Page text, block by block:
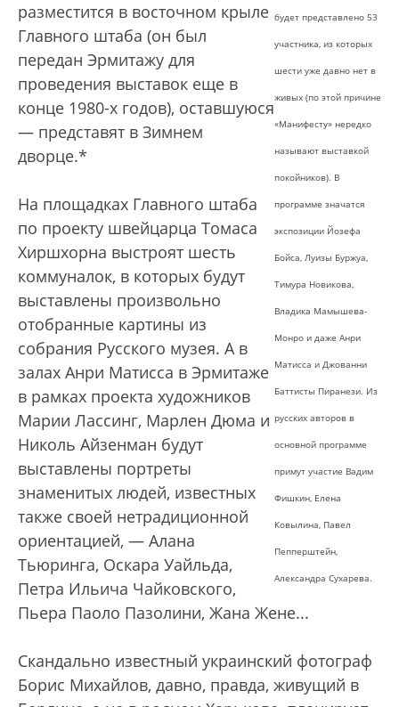
будет представлено 53
участника, из которых
шести уже давно нет в
живых (по этой причине
«Манифесту» нередко
называют выставкой
покойников). В
программе значатся
экспозиции Йозефа
Бойса, Луизы Буржуа,
Тимура Новикова,
Владика Мамышева-
Монро и даже Анри
Матисса и Джованни
Баттисты Пиранези. Из
русских авторов в
основной программе
примут участие Вадим
Фишкин, Елена
Ковылина, Павел
Пепперштейн,
Александра Сухарева.
разместится в восточном крыле
Главного штаба (он был
передан Эрмитажу для
проведения выставок еще в
конце 1980-х годов), оставшуюся
— представят в Зимнем
дворце.*
На площадках Главного штаба
по проекту швейцарца Томаса
Хиршхорна выстроят шесть
коммуналок, в которых будут
выставлены произвольно
отобранные картины из
собрания Русского музея. А в
залах Анри Матисса в Эрмитаже
в рамках проекта художников
Марии Лассинг, Марлен Дюма и
Николь Айзенман будут
выставлены портреты
знаменитых людей, известных
также своей нетрадиционной
ориентацией, — Алана
Тьюринга, Оскара Уайльда,
Петра Ильича Чайковского,
Пьера Паоло Пазолини, Жана Жене...
Скандально известный украинский фотограф
Борис Михайлов, давно, правда, живущий в